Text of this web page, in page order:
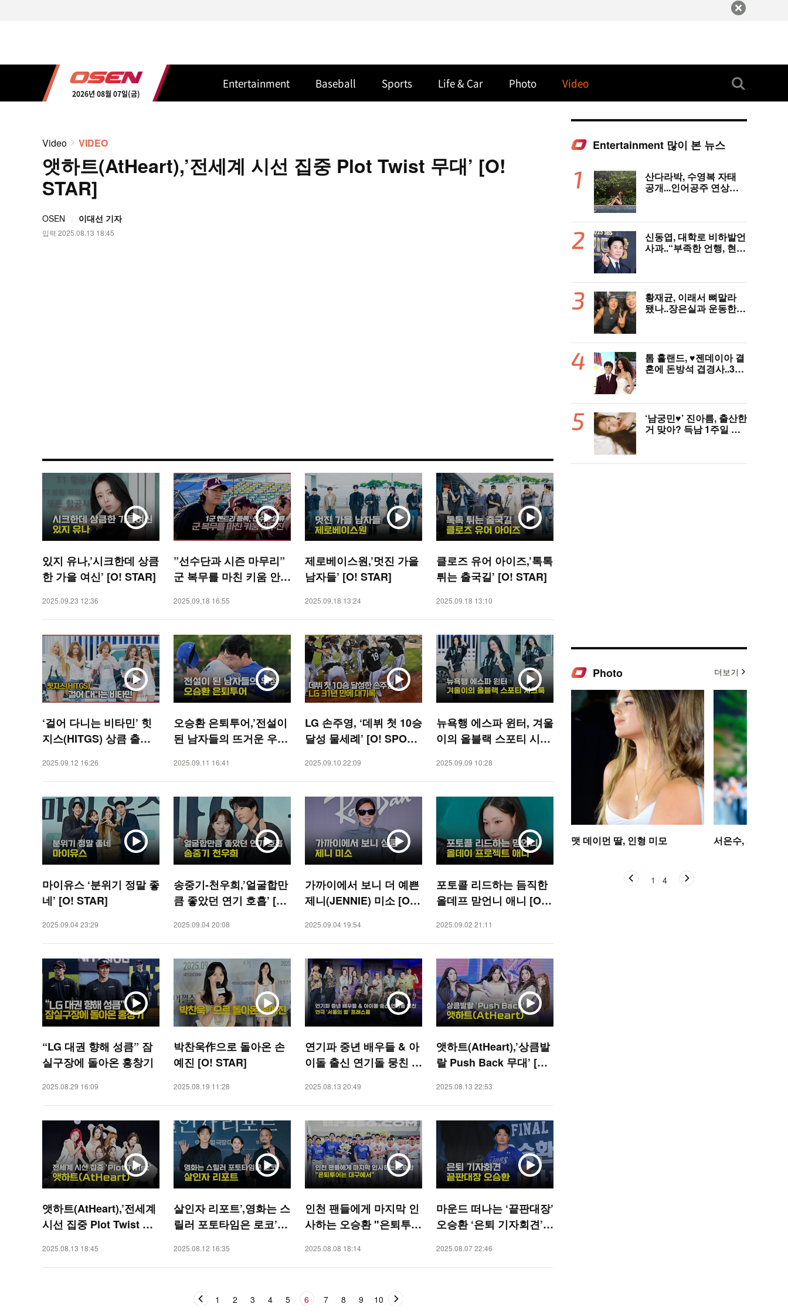
2026년 08월 07일(금)
Entertainment Baseball Sports Life & Car Photo Video
Video VIDEO
앳하트(AtHeart),’전세계 시선 집중 Plot Twist 무대’ [O!
STAR]
OSEN 이대선 기자
입력 2025.08.13 18:45
있지 유나,’시크한데 상큼
한 가을 여신’ [O! STAR]
2025.09.23 12:36
”선수단과 시즌 마무리”
군 복무를 마친 키움 안우
PORTS]
2025.09.18 16:55
제로베이스원,’멋진 가을
남자들’ [O! STAR]
2025.09.18 13:24
클로즈 유어 아이즈,’톡톡
튀는 출국길’ [O! STAR]
2025.09.18 13:10
‘걸어 다니는 비타민’ 힛
지스(HITGS) 상큼 출국
2025.09.12 16:26
오승환 은퇴투어,’전설이
된 남자들의 뜨거운 우정’
2025.09.11 16:41
LG 손주영, ‘데뷔 첫 10승
달성 물세례’ [O! SPORT
2025.09.10 22:09
뉴욕행 에스파 윈터, 겨울
이의 올블랙 스포티 시크
2025.09.09 10:28
마이유스 ‘분위기 정말 좋
네’ [O! STAR]
2025.09.04 23:29
송중기-천우희,’얼굴합만
큼 좋았던 연기 호흡’ [O!
2025.09.04 20:08
가까이에서 보니 더 예쁜
제니(JENNIE) 미소 [O!
2025.09.04 19:54
포토콜 리드하는 듬직한
올데프 맏언니 애니 [O!
2025.09.02 21:11
“LG 대권 향해 성큼” 잠
실구장에 돌아온 홍창기
2025.08.29 16:09
박찬욱作으로 돌아온 손
예진 [O! STAR]
2025.08.19 11:28
연기파 중년 배우들 & 아
이돌 출신 연기돌 뭉친 연
[O! STAR]
2025.08.13 20:49
앳하트(AtHeart),’상큼발
랄 Push Back 무대’ [O!
2025.08.13 22:53
앳하트(AtHeart),’전세계
시선 집중 Plot Twist 무
2025.08.13 18:45
살인자 리포트’,영화는 스
릴러 포토타임은 로코’
2025.08.12 16:35
인천 팬들에게 마지막 인
사하는 오승환 "은퇴투어
TS]
2025.08.08 18:14
마운드 떠나는 ‘끝판대장’
오승환 ‘은퇴 기자회견’
2025.08.07 22:46
1 2 3 4 5 6 7 8 9 10
Entertainment 많이 본 뉴스
산다라박, 수영복 자태
공개...인어공주 연상케
신동엽, 대학로 비하발언
사과..“부족한 언행, 현장
황재균, 이래서 뼈말라
됐나..장은실과 운동한
톰 홀랜드, ♥︎젠데이아 결
혼에 돈방석 겹경사..350
‘남궁민♥’ 진아름, 출산한
거 맞아? 득남 1주일 만
Photo 더보기
맷 데이먼 딸, 인형 미모 서은수, 사뿐사뿐
1 4